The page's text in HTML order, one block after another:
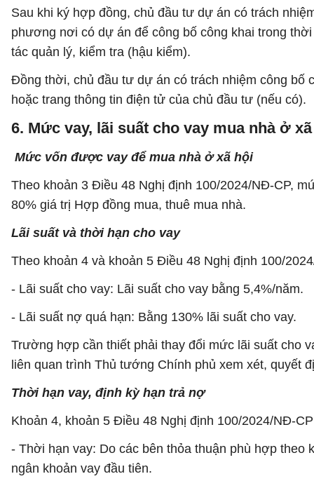
Sau khi ký hợp đồng, chủ đầu tư dự án có trách
phương nơi có dự án để công bố công khai trong
tác quản lý, kiểm tra (hậu kiểm).
Đồng thời, chủ đầu tư dự án có trách nhiệm công bố
hoặc trang thông tin điện tử của chủ đầu tư (nếu có).
6. Mức vay, lãi suất cho vay mua nhà ở
Mức vốn được vay để mua nhà ở xã hội
Theo khoản 3 Điều 48 Nghị định 100/2024/NĐ-CP,
80% giá trị Hợp đồng mua, thuê mua nhà.
Lãi suất và thời hạn cho vay
Theo khoản 4 và khoản 5 Điều 48 Nghị định 100/
- Lãi suất cho vay: Lãi suất cho vay bằng 5,4%/năm.
- Lãi suất nợ quá hạn: Bằng 130% lãi suất cho vay.
Trường hợp cần thiết phải thay đổi mức lãi suất cho
liên quan trình Thủ tướng Chính phủ xem xét, quyết
Thời hạn vay, định kỳ hạn trả nợ
Khoản 4, khoản 5 Điều 48 Nghị định 100/2024/NĐ-
- Thời hạn vay: Do các bên thỏa thuận phù hợp
ngân khoản vay đầu tiên.